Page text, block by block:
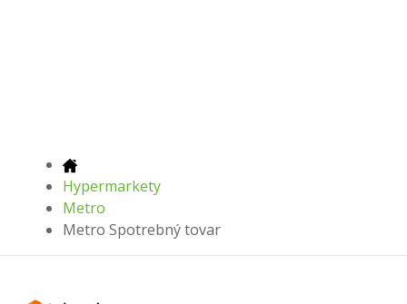
Hypermarkety
Metro
Metro Spotrebný tovar